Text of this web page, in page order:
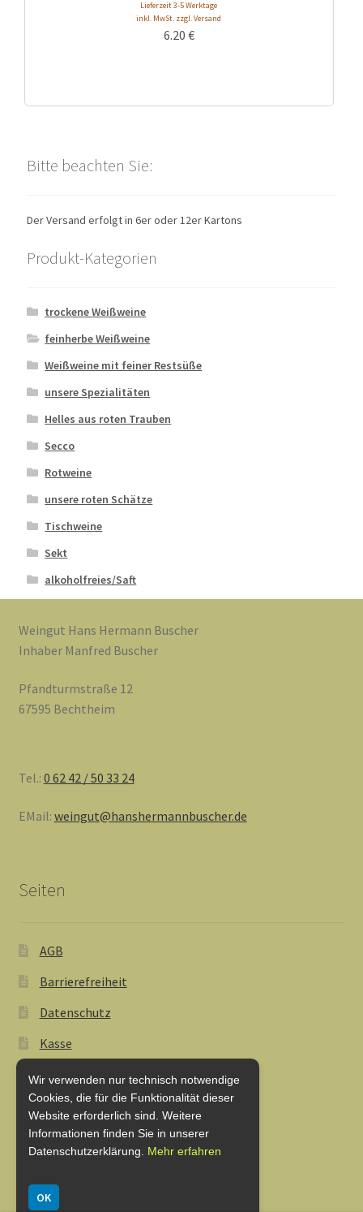
Lieferzeit 3-5 Werktage
inkl. MwSt. zzgl. Versand
6.20 €
Bitte beachten Sie:
Der Versand erfolgt in 6er oder 12er Kartons
Produkt-Kategorien
trockene Weißweine
feinherbe Weißweine
Weißweine mit feiner Restsüße
unsere Spezialitäten
Helles aus roten Trauben
Secco
Rotweine
unsere roten Schätze
Tischweine
Sekt
alkoholfreies/Saft
Weingut Hans Hermann Buscher
Inhaber Manfred Buscher
Pfandturmstraße 12
67595 Bechtheim
Tel.: 0 62 42 / 50 33 24
EMail: weingut@hanshermannbuscher.de
Seiten
AGB
Barrierefreiheit
Datenschutz
Kasse
Lieferung und Zahlung
My Account
Shop
Wir verwenden nur technisch notwendige
Cookies, die für die Funktionalität dieser
Website erforderlich sind. Weitere
Informationen finden Sie in unserer
Datenschutzerklärung.
Mehr erfahren
OK